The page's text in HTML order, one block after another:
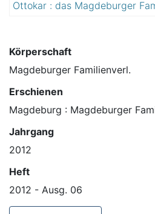
Körperschaft
Magdeburger Familienverl.
Erschienen
Magdeburg : Magdeburger
Jahrgang
2012
Heft
2012 - Ausg. 06